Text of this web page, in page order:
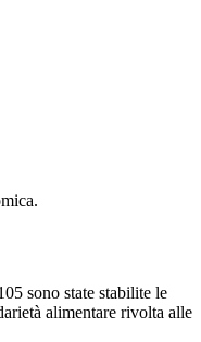
sono state stabilite le
alimentare rivolta alle